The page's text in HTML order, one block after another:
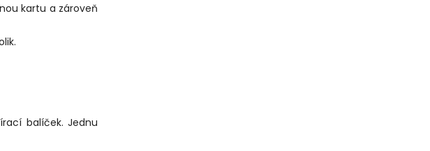
kartu a zároveň
balíček. Jednu